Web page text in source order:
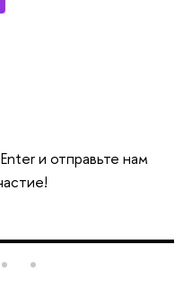
и отправьте нам